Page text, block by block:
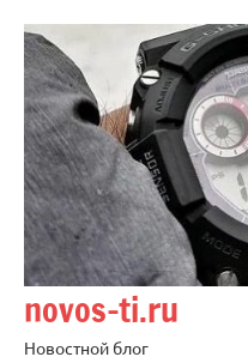
содержимому
novos-ti.ru
Новостной блог